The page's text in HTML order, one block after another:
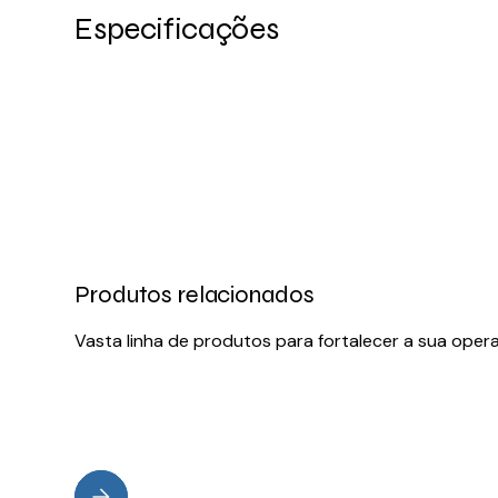
Especificações
Produtos relacionados
Vasta linha de produtos para fortalecer a sua